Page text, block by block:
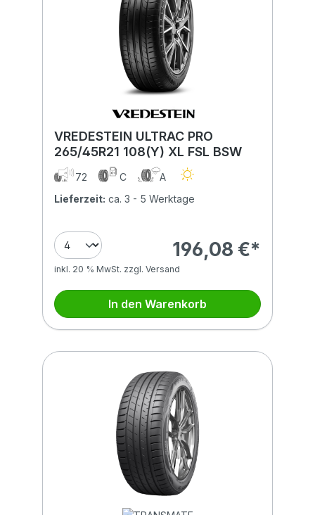
VREDESTEIN ULTRAC PRO
265/45R21 108(Y) XL FSL BSW
72 C
A
Lieferzeit: ca. 3 - 5 Werktage
196,08 €*
inkl. 20 % MwSt. zzgl. Versand
In den Warenkorb